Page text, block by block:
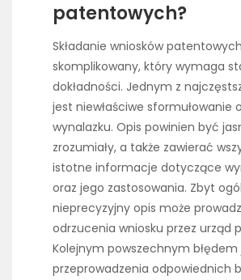
patentowych?
Składanie wniosków
skomplikowany, który wymaga
dokładności. Jednym z
jest niewłaściwe sformułowanie
wynalazku. Opis powinien być
zrozumiały, a także zawierać
istotne informacje dotyczące
oraz jego zastosowania. Zbyt
nieprecyzyjny opis może
odrzucenia wniosku przez urząd
Kolejnym powszechnym
przeprowadzenia odpowiednich